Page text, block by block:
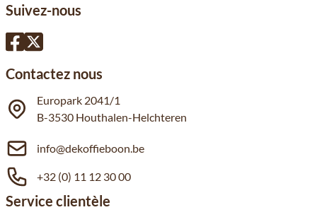
Suivez-nous
Contactez nous
Europark 2041/1
B-3530 Houthalen-Helchteren
info@dekoffieboon.be
+32 (0) 11 12 30 00
Service clientèle